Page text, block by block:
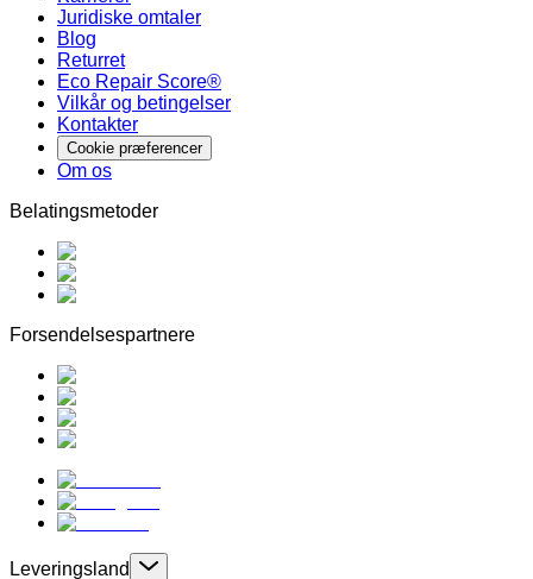
Juridiske omtaler
Blog
Returret
Eco Repair Score®
Vilkår og betingelser
Kontakter
Cookie præferencer
Om os
Belatingsmetoder
Forsendelsespartnere
Leveringsland